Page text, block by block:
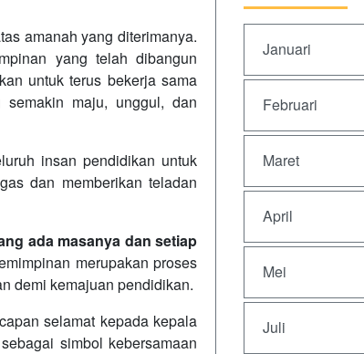
amanah yang diterimanya.
yang telah dibangun
untuk terus bekerja sama
maju, unggul, dan
insan pendidikan untuk
dan memberikan teladan
ada masanya dan setiap
merupakan proses
demi kemajuan pendidikan.
selamat kepada kepala
simbol kebersamaan
Januari
Februari
Maret
April
Mei
Juli